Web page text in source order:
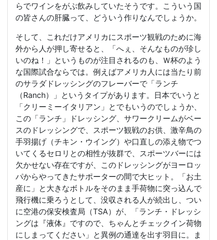
らでワインをがぶ飲みしていたそうです。こういう国
の皆さんの肝臓って、どういう作りなんでしょうか。
そして、これだけアメリカにスポーツ観戦のために海
外から人が押し寄せると、「へぇ、そんなものが珍し
いのね！」というものが注目されるのも、Ｗ杯のよう
な国際試合ならでは。例えばアメリカ人には当たり前
のサラダドレッシングのフレーバーで「ランチ
（Ranch）」というタイプがあります。日本でいうと
「クリーミーイタリアン」とでもいうのでしょうか、
この「ランチ」ドレッシング、サワークリームがベー
スのドレッシングで、スポーツ観戦のお供、激辛鳥の
手羽揚げ（チキン・ウイング）や口直しの添え物でつ
いてくるセロリとの相性が抜群で、スポーツバーには
欠かせない存在ですが、このドレッシングがヨーロッ
パからやってきたサポーターの間で大ヒット。「お土
産に」と大きなボトルをそのまま手荷物に突っ込んで
飛行機に乗ろうとして、没収される人が続出し、つい
に空港の保安検査局（TSA）が、「ランチ・ドレッシ
ングは『液体』ですので、ちゃんとチェックイン荷物
にしまってください」と異例の通達を出す羽目に。ま